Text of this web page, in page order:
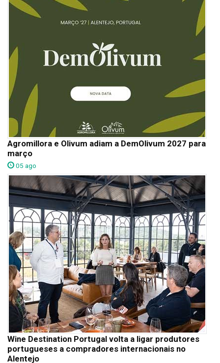
Agromillora e Olivum adiam a DemOlivum 2027 para
março
05 ago
Wine Destination Portugal volta a ligar produtores
portugueses a compradores internacionais no
Alentejo